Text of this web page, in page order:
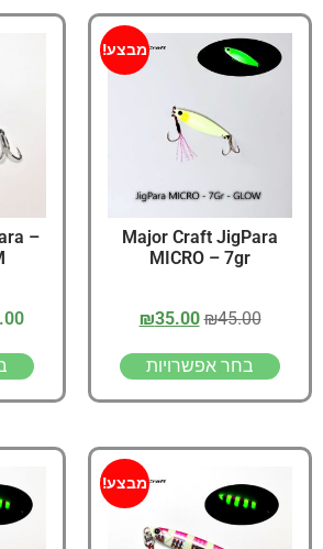
מבצע!
Major Craft JigPara
MICRO – 7gr
₪45.00
₪35.00
בחר אפשרויות
–
מבצע!